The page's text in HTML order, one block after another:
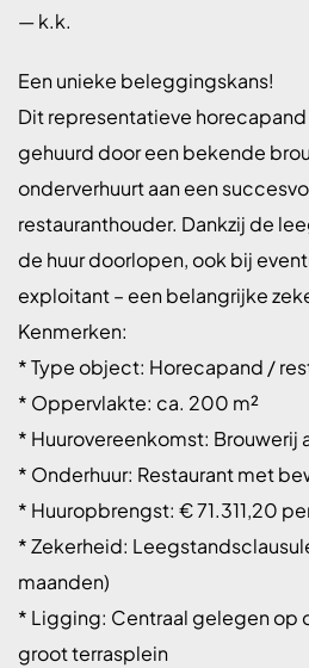
— k.k.
Een unieke beleggingskans!
Dit representatieve
gehuurd door een bekende
onderverhuurt aan een
restauranthouder. Dankzij de
de huur doorlopen, ook bij
exploitant – een belangrijke
Kenmerken:
* Type object: Horecapand /
* Oppervlakte: ca. 200 m²
* Huurovereenkomst: Brouwerij
* Onderhuur: Restaurant met
* Huuropbrengst: € 71.311,20
* Zekerheid:
maanden)
* Ligging: Centraal gelegen op
groot terrasplein